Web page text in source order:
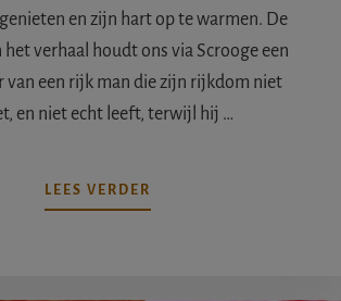
en zijn hart op te warmen. De
verhaal houdt ons via Scrooge een
van een rijk man die zijn rijkdom niet
en niet echt leeft, terwijl hij …
LEES VERDER
DRIE